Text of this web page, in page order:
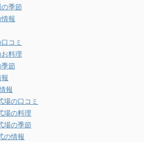
季節
報
コミ
料理
節
報
場の口コミ
場の料理
場の季節
の情報